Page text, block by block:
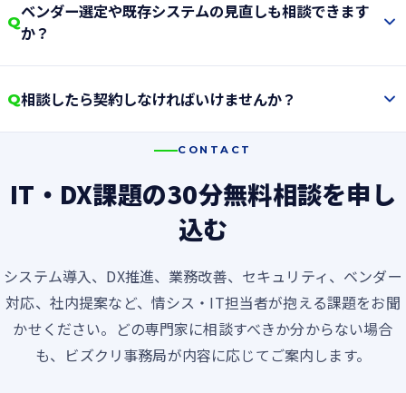
点や伝え方を一緒に確認できます。
Qベンダー選定や既存システムの見直しも相談できます
か？
から整理します。
Q相談したら契約しなければいけませんか？
いいえ。無料相談後に契約を迫ることはありません。貴
す。
CONTACT
IT・DX課題の30分無料相談を申し
込む
システム導入、DX推進、業務改善、セキュリティ、ベンダー
対応、社内提案など、情シス・IT担当者が抱える課題をお聞
かせください。どの専門家に相談すべきか分からない場合
も、ビズクリ事務局が内容に応じてご案内します。